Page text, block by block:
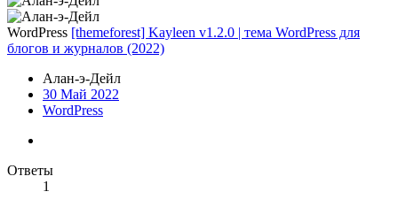
WordPress [themeforest] Kayleen v1.2.0 | тема WordPress для
блогов и журналов (2022)
Алан-э-Дейл
30 Май 2022
WordPress
Ответы
1